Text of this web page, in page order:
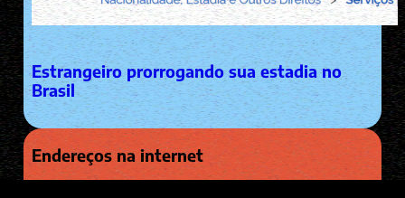
Estrangeiro prorrogando sua estadia no
Brasil
Endereços na internet